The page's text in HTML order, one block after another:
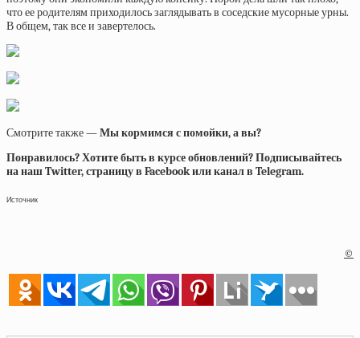
что ее родителям приходилось заглядывать в соседские мусорные урны.
В общем, так все и завертелось.
Смотрите также —Мы кормимся с помойки, а вы?
Понравилось? Хотите быть в курсе обновлений? Подписывайтесь
на наш Twitter, страницу в Facebook или канал в Telegram.
Источник
©